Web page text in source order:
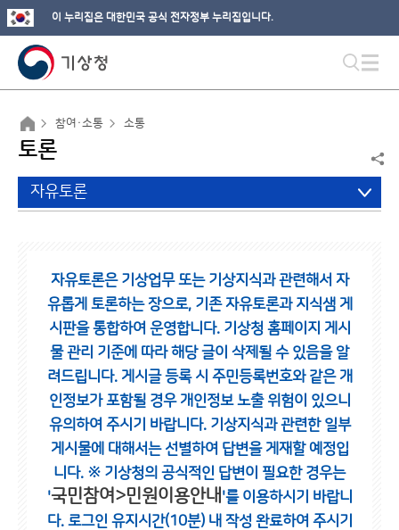
이 누리집은 대한민국 공식 전자정부 누리집입니다.
참여·소통 소통
토론
자유토론
자유토론은 기상업무 또는 기상지식과 관련해서 자
유롭게 토론하는 장으로, 기존 자유토론과 지식샘 게
시판을 통합하여 운영합니다. 기상청 홈페이지 게시
물 관리 기준에 따라 해당 글이 삭제될 수 있음을 알
려드립니다. 게시글 등록 시 주민등록번호와 같은 개
인정보가 포함될 경우 개인정보 노출 위험이 있으니
유의하여 주시기 바랍니다. 기상지식과 관련한 일부
게시물에 대해서는 선별하여 답변을 게재할 예정입
니다. ※ 기상청의 공식적인 답변이 필요한 경우는
'국민참여>민원이용안내 '를 이용하시기 바랍니
다. 로그인 유지시간(10분) 내 작성 완료하여 주시기